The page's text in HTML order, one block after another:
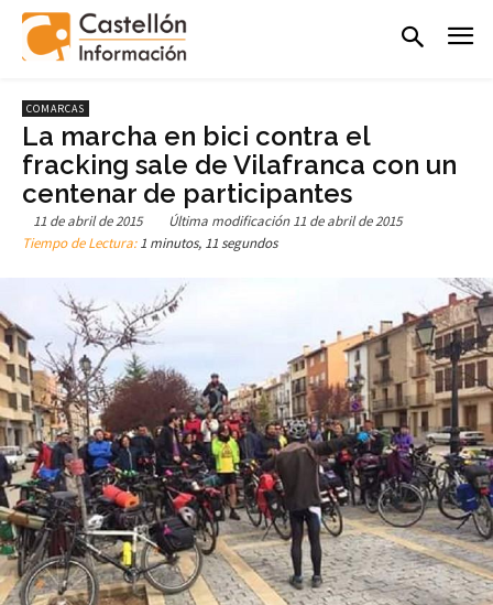
COMARCAS
La marcha en bici contra el
fracking sale de Vilafranca con un
centenar de participantes
11 de abril de 2015 Última modificación 11 de abril de 2015
Tiempo de Lectura:1 minutos, 11 segundos